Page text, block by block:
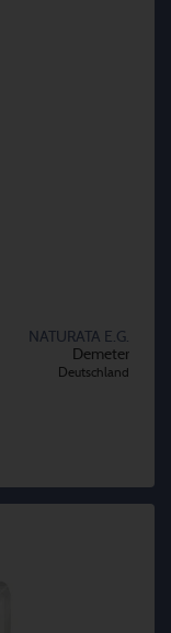
NATURATA E.G.
Demeter
Deutschland